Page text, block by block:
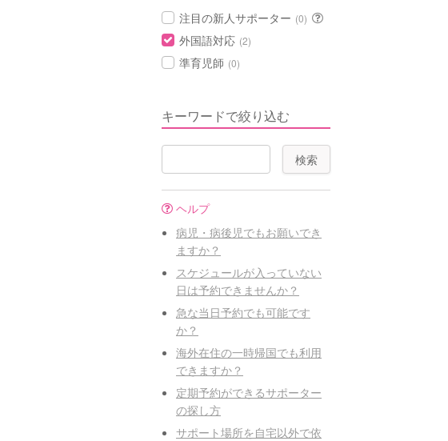
注目の新人サポーター (0)
外国語対応 (2)
準育児師 (0)
キーワードで絞り込む
ヘルプ
病児・病後児でもお願いでき
ますか？
スケジュールが入っていない
日は予約できませんか？
急な当日予約でも可能です
か？
海外在住の一時帰国でも利用
できますか？
定期予約ができるサポーター
の探し方
サポート場所を自宅以外で依